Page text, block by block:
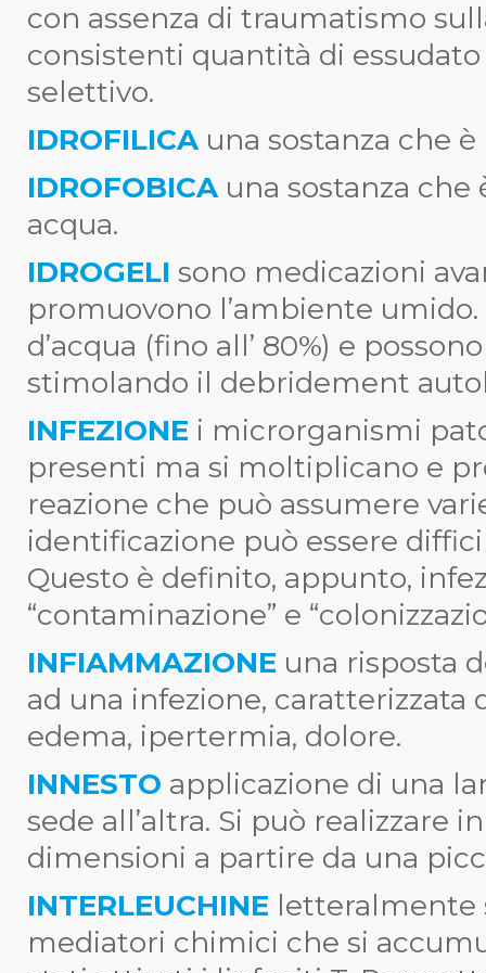
con assenza di traumatismo
consistenti quantità di
selettivo.
IDROFILICA una sostanza che
IDROFOBICA una sostanza
acqua.
IDROGELI sono medicazioni
promuovono l’ambiente
d’acqua (fino all’ 80%) e
stimolando il debridement
INFEZIONE i microrganismi
presenti ma si moltiplicano e
reazione che può assumere
identificazione può essere
Questo è definito, appunto,
“contaminazione” e
INFIAMMAZIONE una risposta
ad una infezione,
edema, ipertermia, dolore.
INNESTO applicazione di una
sede all’altra. Si può realizzare
dimensioni a partire da una
INTERLEUCHINE letteralmente
mediatori chimici che si